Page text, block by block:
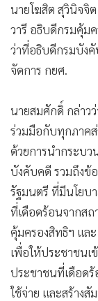
• เกม
• วิทยาศาสตร์
• SMEs
• หุ้น
• กองทุนรวม
•
Celeb Online
•
Factcheck
•
ญี่ปุ่น
• News1
• Gotomanager
นายโฆสิต สุวินิจจิ
วารี อธิบดีกรมคุ้ม
ว่าที่อธิบดีกรมบัง
จัดการ กยศ.
นายสมศักดิ์ กล่าว
ร่วมมือกับทุกภาค
ด้วยการนำกระบ
บังคับคดี รวมถึงข้
รัฐมนตรี ที่มีนโยบา
ที่เดือดร้อนจากส
คุ้มครองสิทธิฯ แล
เพื่อให้ประชาชนเ
ประชาชนที่เดือด
ใช้จ่าย และสร้าง